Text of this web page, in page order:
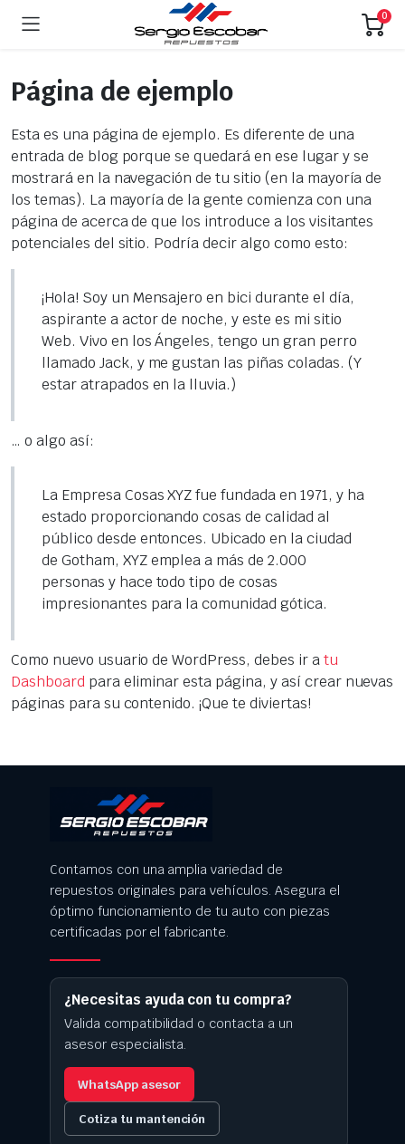
0
Página de ejemplo
Esta es una página de ejemplo. Es diferente de una
entrada de blog porque se quedará en ese lugar y se
mostrará en la navegación de tu sitio (en la mayoría de
los temas). La mayoría de la gente comienza con una
página de acerca de que los introduce a los visitantes
potenciales del sitio. Podría decir algo como esto:
¡Hola! Soy un Mensajero en bici durante el día,
aspirante a actor de noche, y este es mi sitio
Web. Vivo en los Ángeles, tengo un gran perro
llamado Jack, y me gustan las piñas coladas. (Y
estar atrapados en la lluvia.)
… o algo así:
La Empresa Cosas XYZ fue fundada en 1971, y ha
estado proporcionando cosas de calidad al
público desde entonces. Ubicado en la ciudad
de Gotham, XYZ emplea a más de 2.000
personas y hace todo tipo de cosas
impresionantes para la comunidad gótica.
Como nuevo usuario de WordPress, debes ir atu
Dashboard para eliminar esta página, y así crear nuevas
páginas para su contenido. ¡Que te diviertas!
Contamos con una amplia variedad de
repuestos originales para vehículos. Asegura el
óptimo funcionamiento de tu auto con piezas
certificadas por el fabricante.
¿Necesitas ayuda con tu compra?
Valida compatibilidad o contacta a un
asesor especialista.
WhatsApp asesor
Cotiza tu mantención